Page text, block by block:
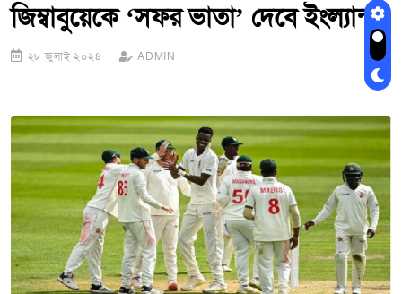
জিম্বাবুয়েকে ‘সফর ভাতা’ দেবে ইংল্যান্ড
২৮ জুলাই ২০২৪ ADMIN